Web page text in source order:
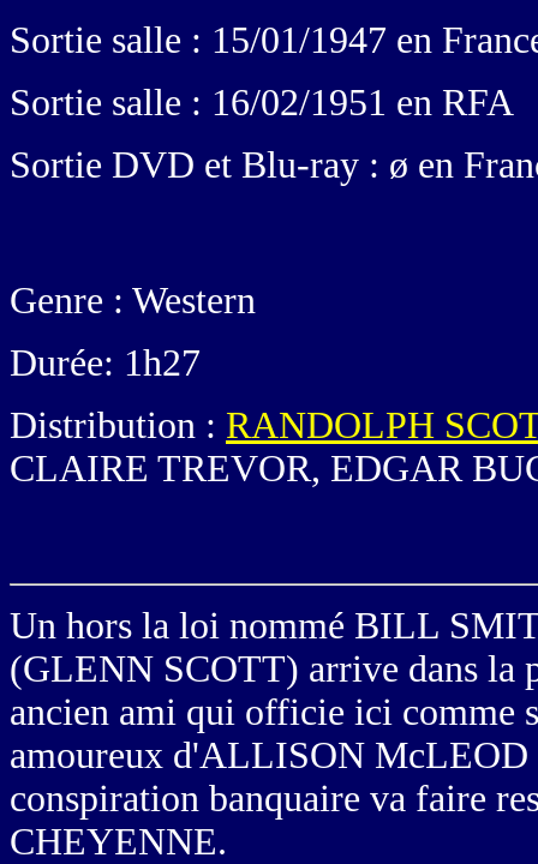
Sortie salle : 15/01/1947 en
Sortie salle : 16/02/1951 en RFA
Sortie DVD et Blu-ray : ø en
Genre : Western
Durée: 1h27
Distribution : RANDOLPH
CLAIRE TREVOR, EDGAR
Un hors la loi nommé BILL
(GLENN SCOTT) arrive dans la
ancien ami qui officie ici
amoureux d'ALLISON
conspiration banquaire va faire
CHEYENNE.